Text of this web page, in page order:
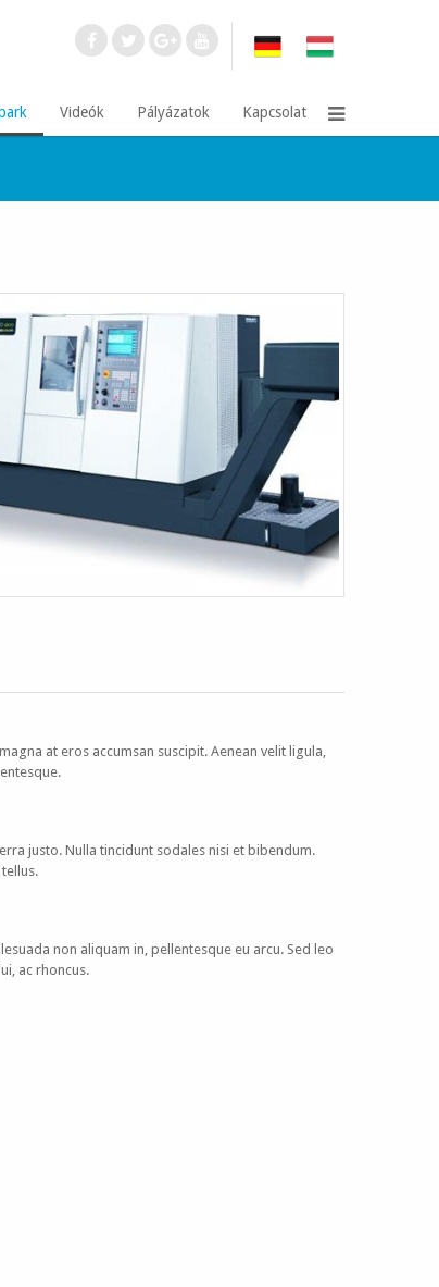
Videók Pályázatok Kapcsolat
at eros accumsan suscipit. Aenean velit ligula,
justo. Nulla tincidunt sodales nisi et bibendum.
non aliquam in, pellentesque eu arcu. Sed leo
ac rhoncus.